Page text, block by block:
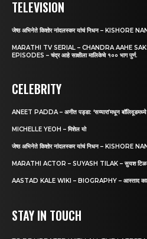
TELEVISION
जेष्ठ अभिनेते किशोर नांदलस्कर यांचं निधन – KISHORE
MARATHI TV SERIAL – CHANDRA AAHE
EPISODES – चंद्र आहे साक्षीला मालिकेचे १०० भाग पुर्ण.
CELEBRITY
ANEET PADDA – अनीत पड्डा: ‘सय्यारा’मधून
MICHELLE YEOH – मिशेल यो
जेष्ठ अभिनेते किशोर नांदलस्कर यांचं निधन – KISHORE
MARATHI ACTOR – SUYASH TILAK – सुयश
AASTAD KALE WIKI – BIOGRAPHY – आस्ताद
STAY IN TOUCH